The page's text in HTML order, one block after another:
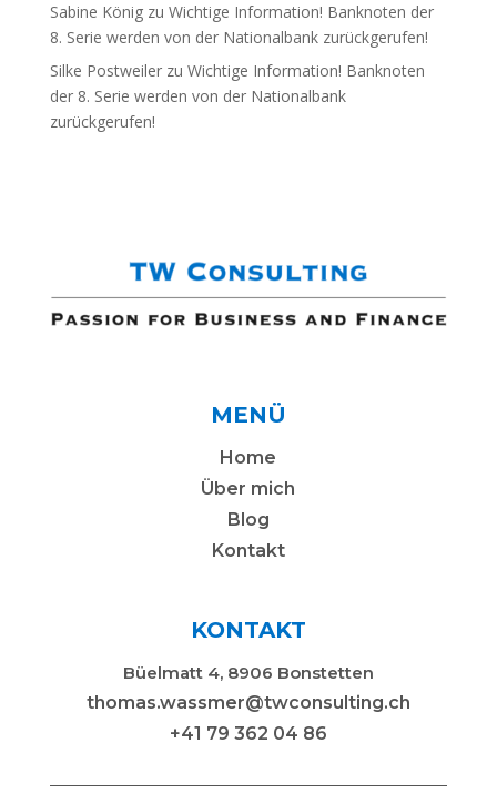
Sabine Königzu Wichtige Information! Banknoten der
8. Serie werden von der Nationalbank zurückgerufen!
Silke Postweilerzu Wichtige Information! Banknoten
der 8. Serie werden von der Nationalbank
zurückgerufen!
MENÜ
Home
Über mich
Blog
Kontakt
KONTAKT
Büelmatt 4, 8906 Bonstetten
thomas.wassmer@twconsulting.ch
+41 79 362 04 86